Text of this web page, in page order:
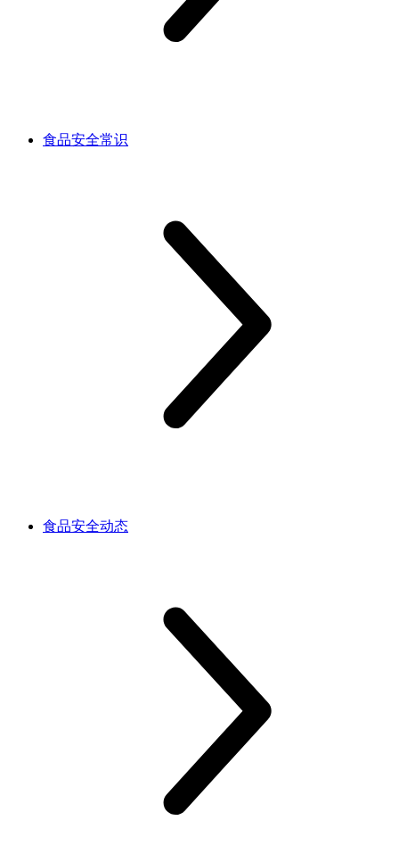
食品安全常识
食品安全动态